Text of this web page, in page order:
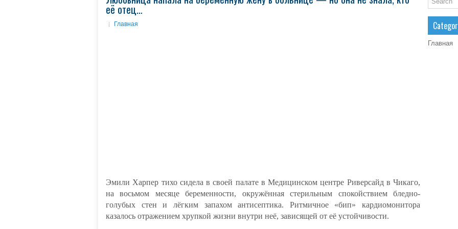
её отец…
Главная
Эмили Харпер тихо сидела в своей палате в Медицинском центре Риверсайд в Чикаго,
на восьмом месяце беременности, окружённая стерильным спокойствием бледно-
голубых стен и лёгким запахом антисептика. Ритмичное «бип» кардиомонитора
казалось отражением хрупкой жизни внутри неё, зависящей от её устойчивости.
Главная